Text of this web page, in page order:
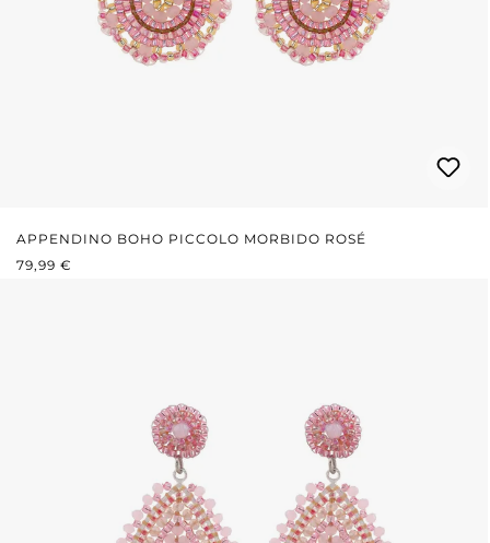
APPENDINO BOHO PICCOLO MORBIDO ROSÉ
PREZZO NORMALE:
79,99 €